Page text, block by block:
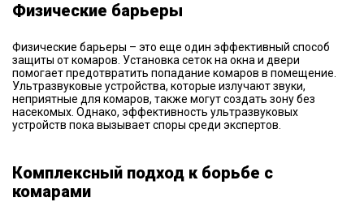
Физические барьеры
Физические барьеры – это еще один эффективный способ
защиты от комаров. Установка сеток на окна и двери
помогает предотвратить попадание комаров в помещение.
Ультразвуковые устройства, которые излучают звуки,
неприятные для комаров, также могут создать зону без
насекомых. Однако, эффективность ультразвуковых
устройств пока вызывает споры среди экспертов.
Комплексный подход к борьбе с
комарами